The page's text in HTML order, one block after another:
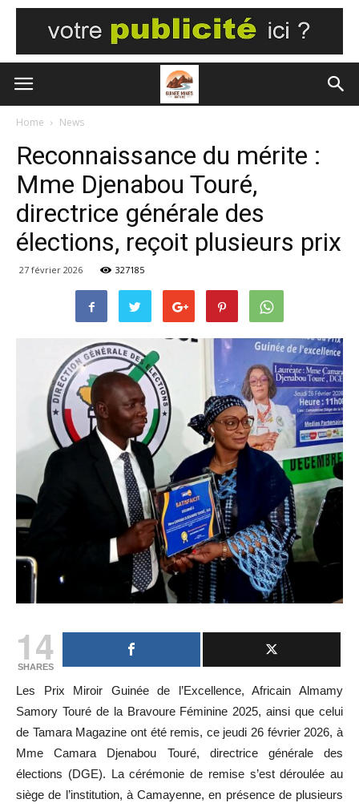
Home News
Reconnaissance du mérite :
Mme Djenabou Touré,
directrice générale des
élections, reçoit plusieurs prix
27 février 2026 327185
14
SHARES
Les Prix Miroir Guinée de l’Excellence, Africain Almamy
Samory Touré de la Bravoure Féminine 2025, ainsi que celui
de Tamara Magazine ont été remis, ce jeudi 26 février 2026, à
Mme Camara Djenabou Touré, directrice générale des
élections (DGE). La cérémonie de remise s’est déroulée au
siège de l’institution, à Camayenne, en présence de plusieurs